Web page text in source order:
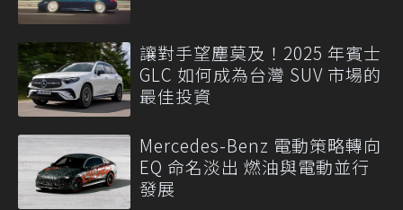
讓對手望塵莫及！2025 年賓士
GLC 如何成為台灣 SUV 市場的
最佳投資
Mercedes-Benz 電動策略轉向
EQ 命名淡出 燃油與電動並行
發展